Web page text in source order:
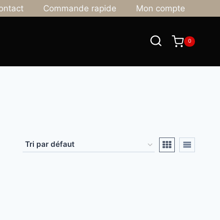
Commande rapide Mon compte
0